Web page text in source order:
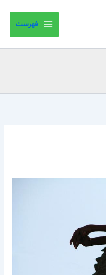
فهرست